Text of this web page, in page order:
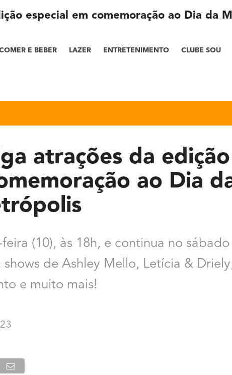
E BEBER LAZER ENTRETENIMENTO CLUBE SOU
especial em comemoração ao Dia da
atrações da edição
ao Dia
(10), às 18h, e continua no sábado
de Ashley Mello, Letícia &
e muito mais!